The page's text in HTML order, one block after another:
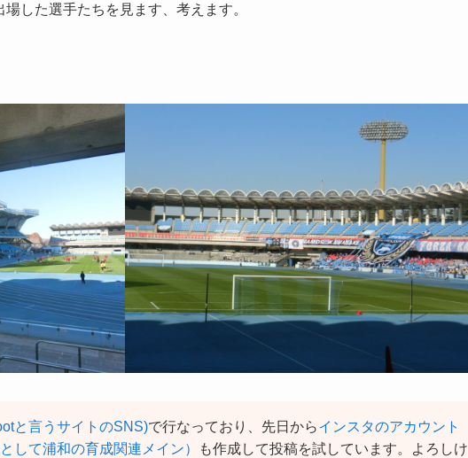
した選手たちを見ます、考えます。
と言うサイトのSNS)で行なっており、先日からインスタのアカウント
して浦和の育成関連メイン）
も作成して投稿を試しています。よろしけ